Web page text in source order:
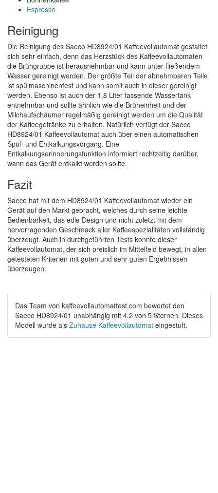
Espresso
Reinigung
Die Reinigung des Saeco HD8924/01 Kaffeevollautomat gestaltet
sich sehr einfach, denn das Herzstück des Kaffeevollautomaten
die Brühgruppe ist herausnehmbar und kann unter fließendem
Wasser gereinigt werden. Der größte Teil der abnehmbaren Teile
ist spülmaschinenfest und kann somit auch in dieser gereinigt
werden. Ebenso ist auch der 1,8 Liter fassende Wassertank
entnehmbar und sollte ähnlich wie die Brüheinheit und der
Milchaufschäumer regelmäßig gereinigt werden um die Qualität
der Kaffeegetränke zu erhalten. Natürlich verfügt der Saeco
HD8924/01 Kaffeevollautomat auch über einen automatischen
Spül- und Entkalkungsvorgang. Eine
Entkalkungserinnerungsfunktion informiert rechtzeitig darüber,
wann das Gerät entkalkt werden sollte.
Fazit
Saeco hat mit dem HD8924/01 Kaffeevollautomat wieder ein
Gerät auf den Markt gebracht, welches durch seine leichte
Bedienbarkeit, das edle Design und nicht zuletzt mit dem
hervorragenden Geschmack aller Kaffeespezialitäten vollständig
überzeugt. Auch in durchgeführten Tests konnte dieser
Kaffeevollautomat, der sich preislich im Mittelfeld bewegt, in allen
getesteten Kriterien mit guten und sehr guten Ergebnissen
überzeugen.
Das Team von kaffeevollautomattest.com bewertet den
Saeco HD8924/01 unabhängig mit 4.2 von 5 Sternen. Dieses
Modell wurde als Zuhause Kaffeevollautomat eingestuft.